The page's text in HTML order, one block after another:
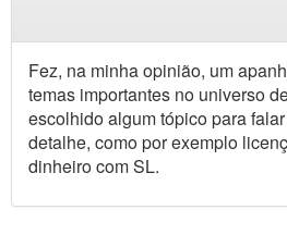
Fez, na minha opinião, um
temas importantes no universo
escolhido algum tópico para
detalhe, como por exemplo
dinheiro com SL.